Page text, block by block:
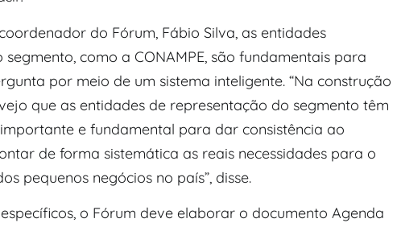
do Fórum, Fábio Silva, as entidades
como a CONAMPE, são fundamentais para
por meio de um sistema inteligente. “Na construção
que as entidades de representação do segmento têm
e fundamental para dar consistência ao
de forma sistemática as reais necessidades para o
pequenos negócios no país”, disse.
o Fórum deve elaborar o documento Agenda